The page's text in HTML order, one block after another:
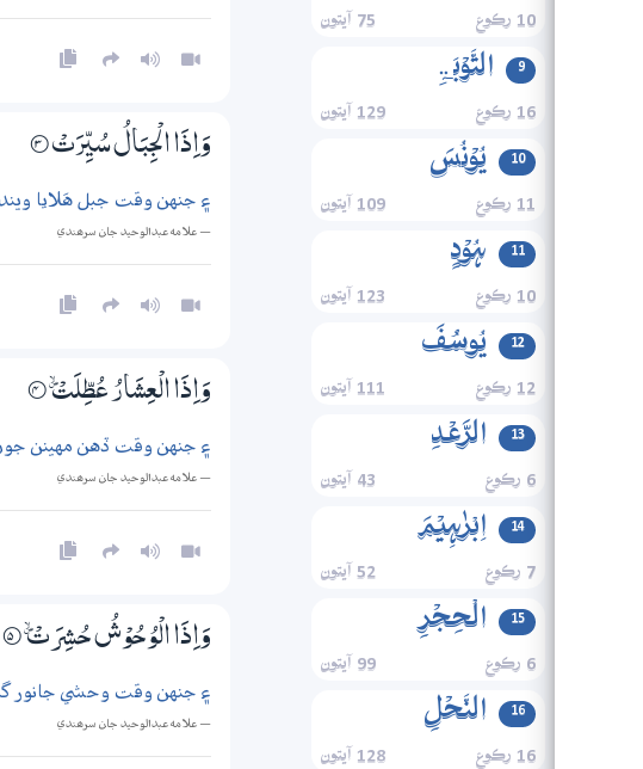
10 رڪوع 75 آيتون
9 التَّوۡبَۃِ
16 رڪوع 129 آيتون
10 یُوۡنُسَ
11 رڪوع 109 آيتون
11 ہُوۡدٍ
10 رڪوع 123 آيتون
12 یُوسُفَ
12 رڪوع 111 آيتون
13 الرَّعۡدِ
6 رڪوع 43 آيتون
14 اِبۡرٰہِیۡمَ
7 رڪوع 52 آيتون
15 الۡحِجۡرِ
6 رڪوع 99 آيتون
16 النَّحۡلِ
16 رڪوع 128 آيتون
وَاِذَا الْجِبَالُ سُيِّرَتْ 3‏۝
۽ جنهن وقت جبل هَلايا
— علامه عبدالوحيد جان سرھندي
وَاِذَا الْعِشَارُ عُطِّلَتْ ۽ 4‏۝
۽ جنهن وقت ڏهن مهينن
— علامه عبدالوحيد جان سرھندي
وَاِذَا الْوُحُوْشُ حُشِرَتْ ۽ 5‏۝
۽ جنهن وقت وحشي جانور
— علامه عبدالوحيد جان سرھندي